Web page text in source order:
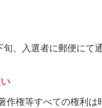
旬、入選者に郵便にて
作権等すべての権利は